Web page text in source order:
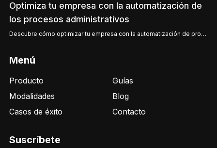
Optimiza tu empresa con la automatización de
los procesos administrativos
Descubre cómo optimizar tu empresa con la automatización de procesos administrativos.
Menú
Producto
Modalidades
Casos de éxito
Guías
Blog
Contacto
Suscríbete